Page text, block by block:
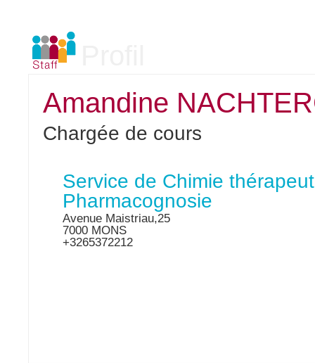
Amandine
Chargée de cours
Service de Chimie
Pharmacognosie
Avenue Maistriau,25
7000 MONS
+3265372212